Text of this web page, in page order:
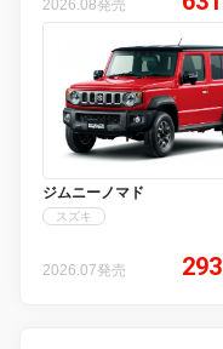
2026.08発売
ジムニーノマド
スズキ
2026.07発売 293